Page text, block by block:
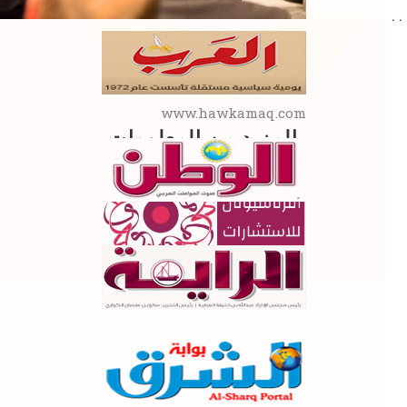
www.hawkamaq.com
المزيد من المعلومات
. .